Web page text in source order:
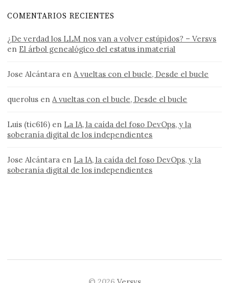
COMENTARIOS RECIENTES
¿De verdad los LLM nos van a volver estúpidos? – Versvs
en El árbol genealógico del estatus inmaterial
Jose Alcántara enA vueltas con el bucle, Desde el bucle
querolus enA vueltas con el bucle, Desde el bucle
Luis (tic616) en La IA, la caída del foso DevOps, y la
soberanía digital de los independientes
Jose Alcántara en La IA, la caída del foso DevOps, y la
soberanía digital de los independientes